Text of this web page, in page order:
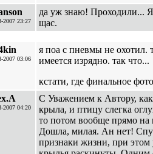
2007 23:27
да уж знаю! Проходили... Я
щас.
2007 03:06
я поа с пневмы не охотил.
имеется изрядно. так что...
кстати, где финальное
2007 04:20
С Уважением к Автору,
крыла, и птицу слегка
то потом вообще прямо на
Дошла, милая. Ан нет!
признаки жизни, при этом